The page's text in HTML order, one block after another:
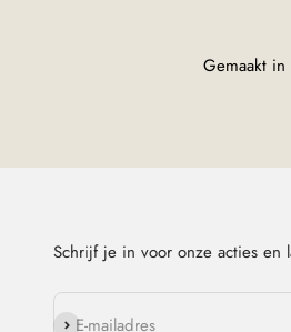
Gemaakt in
Schrijf je in voor onze acties en
E-mailadres
Abonneren